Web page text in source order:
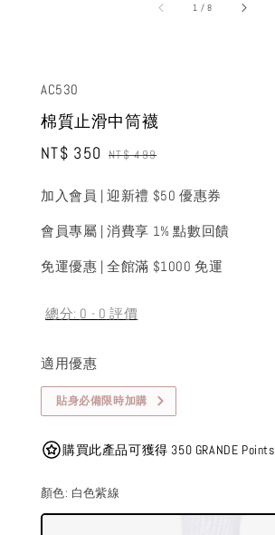
1 /8
AC530
棉質止滑中筒襪
Sale
NT$ 350 Regular
NT$ 499
加入會員 | 迎新禮 $50 優惠券
會員專屬 | 消費享 1% 點數回饋
免運優惠 | 全館滿 $1000 免運
總分: 0 - 0 評價
適用優惠
貼身必備限時加購
購買此產品可獲得 350 GRANDE Points
顏色: 白色紫線